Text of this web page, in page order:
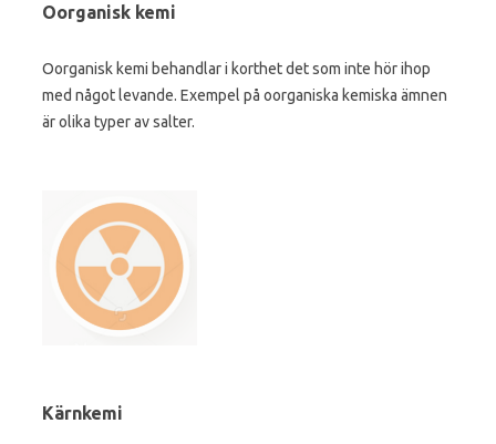
Oorganisk kemi
Oorganisk kemi behandlar i korthet det som inte hör ihop
med något levande. Exempel på oorganiska kemiska ämnen
är olika typer av salter.
Kärnkemi